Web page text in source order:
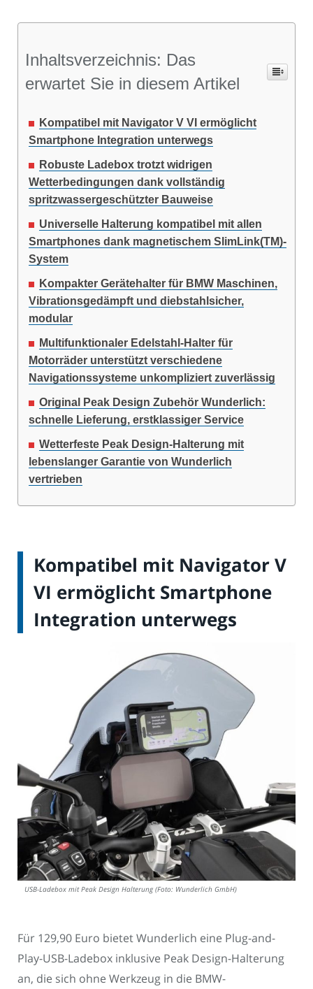
Inhaltsverzeichnis: Das
erwartet Sie in diesem Artikel
Kompatibel mit Navigator V VI ermöglicht
Smartphone Integration unterwegs
Robuste Ladebox trotzt widrigen
Wetterbedingungen dank vollständig
spritzwassergeschützter Bauweise
Universelle Halterung kompatibel mit allen
Smartphones dank magnetischem SlimLink(TM)-
System
Kompakter Gerätehalter für BMW Maschinen,
Vibrationsgedämpft und diebstahlsicher,
modular
Multifunktionaler Edelstahl-Halter für
Motorräder unterstützt verschiedene
Navigationssysteme unkompliziert zuverlässig
Original Peak Design Zubehör Wunderlich:
schnelle Lieferung, erstklassiger Service
Wetterfeste Peak Design-Halterung mit
lebenslanger Garantie von Wunderlich
vertrieben
Kompatibel mit Navigator V
VI ermöglicht Smartphone
Integration unterwegs
USB-Ladebox mit Peak Design Halterung (Foto: Wunderlich GmbH)
Für 129,90 Euro bietet Wunderlich eine Plug-and-
Play-USB-Ladebox inklusive Peak Design-Halterung
an, die sich ohne Werkzeug in die BMW-